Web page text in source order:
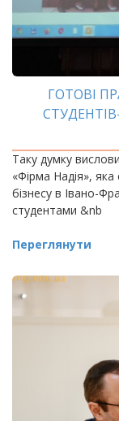
ГОТОВІ
Таку думку
«Фірма Надія»,
бізнесу в Івано-
студентами &nb
Переглянути